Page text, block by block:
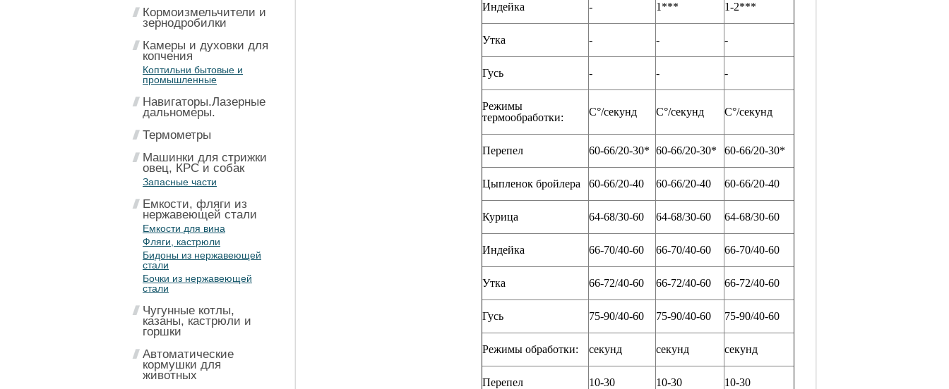
Кормоизмельчители и
зернодробилки
Камеры и духовки для
копчения
Коптильни бытовые и
промышленные
Навигаторы.Лазерные
дальномеры.
Термометры
Машинки для стрижки
овец, КРС и собак
Запасные части
Емкости, фляги из
нержавеющей стали
Емкости для вина
Фляги, кастрюли
Бидоны из нержавеющей
стали
Бочки из нержавеющей
стали
Чугунные котлы,
казаны, кастрюли и
горшки
Автоматические
кормушки для
животных
Индейка - 1*** 1-2***
Утка - - -
Гусь - - -
Режимы
термообработки:
С°/секунд С°/секунд С°/секунд
Перепел 60-66/20-30* 60-66/20-30* 60-66/20-30*
Цыпленок бройлера 60-66/20-40 60-66/20-40 60-66/20-40
Курица 64-68/30-60 64-68/30-60 64-68/30-60
Индейка 66-70/40-60 66-70/40-60 66-70/40-60
Утка 66-72/40-60 66-72/40-60 66-72/40-60
Гусь 75-90/40-60 75-90/40-60 75-90/40-60
Режимы обработки: секунд секунд секунд
Перепел 10-30 10-30 10-30